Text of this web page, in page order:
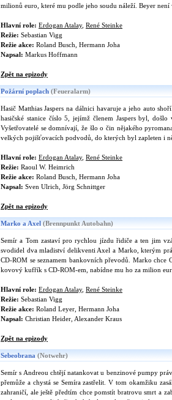
milionů euro, které mu podle jeho soudu náleží. Beyer není
Hlavní role: Erdogan Atalay, René Steinke
Režie: Sebastian Vigg
Režie akce: Roland Busch, Hermann Joha
Napsal: Markus Hoffmann
Zpět na epizody
Požární poplach (Feueralarm)
Hasič Matthias Jaspers na dálnici havaruje a jeho auto
hasičské stanice číslo 5, jejímž členem Jaspers byl,
Vyšetřovatelé se domnívají, že šlo o čin nějakého
velkých pojišťovacích podvodů, do kterých byl zapleten i
Hlavní role: Erdogan Atalay, René Steinke
Režie: Raoul W. Heimrich
Režie akce: Roland Busch, Hermann Joha
Napsal: Sven Ulrich, Jörg Schnittger
Zpět na epizody
Marko a Axel (Brennpunkt Autobahn)
Semír a Tom zastaví pro rychlou jízdu řidiče a ten jim
svodidel dva mladiství delikventi Axel a Marko, kterým
CD-ROM se seznamem bankovních převodů. Marko
kovový kufřík s CD-ROM-em, nabídne mu ho za milion
Hlavní role: Erdogan Atalay, René Steinke
Režie: Sebastian Vigg
Režie akce: Roland Leyer, Hermann Joha
Napsal: Christian Heider, Alexander Kraus
Zpět na epizody
Sebeobrana (Notwehr)
Semír s Andreou chtějí natankovat u benzinové pumpy
přemůže a chystá se Semíra zastřelit. V tom okamžiku
zahraničí, ale ještě předtím chce pomstít bratrovu smrt a